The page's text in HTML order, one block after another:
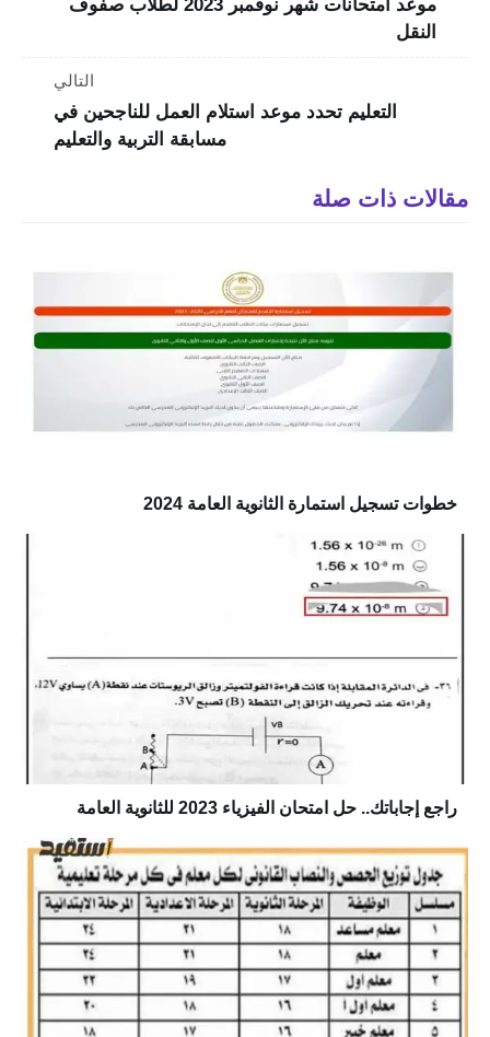
موعد امتحانات شهر نوفمبر 2023 لطلاب صفوف
النقل
التالي
التعليم تحدد موعد استلام العمل للناجحين في
مسابقة التربية والتعليم
مقالات ذات صلة
خطوات تسجيل استمارة الثانوية العامة 2024
راجع إجاباتك.. حل امتحان الفيزياء 2023 للثانوية العامة